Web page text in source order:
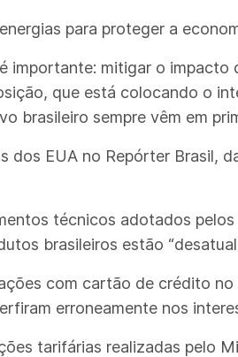
para proteger a
importante: mitigar o
que está colocando o
brasileiro sempre vêm em
EUA no Repórter Brasil,
técnicos adotados
brasileiros estão
com cartão de crédito
erroneamente nos
tarifárias realizadas pelo